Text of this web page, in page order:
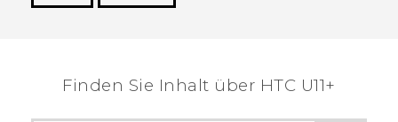
Finden Sie Inhalt über‎ HTC U11+